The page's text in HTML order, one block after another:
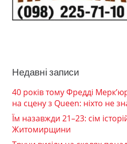
Недавні записи
40 років тому Фредді
на сцену з Queen: ніхто не
Їм назавжди 21–23: сім
Житомирщини